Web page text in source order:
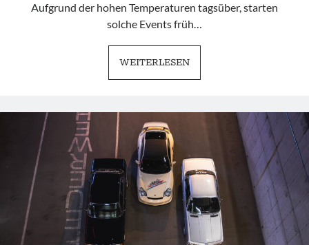
Aufgrund der hohen Temperaturen tagsüber, starten
solche Events früh…
WEITERLESENCARS
&
SAN
CLEMENTE
4TH
JULY
2026
MEET
UP